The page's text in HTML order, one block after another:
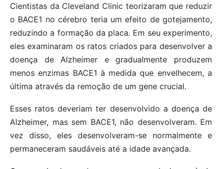
Cientistas da Cleveland Clinic teorizaram que reduzir
o BACE1 no cérebro teria um efeito de gotejamento,
reduzindo a formação da placa. Em seu experimento,
eles examinaram os ratos criados para desenvolver a
doença de Alzheimer e gradualmente produzem
menos enzimas BACE1 à medida que envelhecem, a
última através da remoção de um gene crucial.
Esses ratos deveriam ter desenvolvido a doença de
Alzheimer, mas sem BACE1, não desenvolveram. Em
vez disso, eles desenvolveram-se normalmente e
permaneceram saudáveis ​​até a idade avançada.